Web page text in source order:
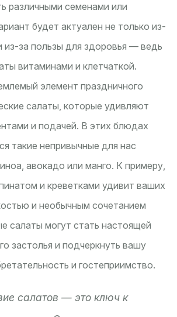
различными семенами или
будет актуален не только из-
из-за пользы для здоровья — ведь
витаминами и клетчаткой.
элемент праздничного
салаты, которые удивляют
и подачей. В этих блюдах
такие непривычные для нас
авокадо или манго. К примеру,
и креветками удивит ваших
и необычным сочетанием
салаты могут стать настоящей
застолья и подчеркнуть вашу
и гостеприимство.
салатов — это ключ к